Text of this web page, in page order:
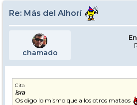
Re: Más del Alhorí
chamado
Cita
isra
Os digo lo mismo que a los otros mataos